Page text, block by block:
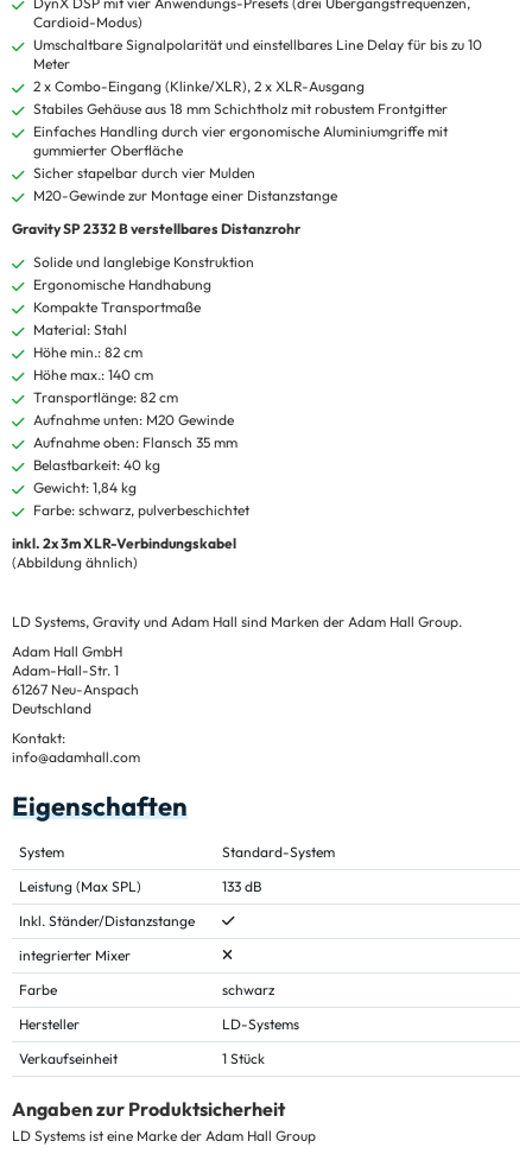
Cardioid-Modus)
Umschaltbare Signalpolarität und einstellbares Line Delay für bis zu 10
Meter
2 x Combo-Eingang (Klinke/XLR), 2 x XLR-Ausgang
Stabiles Gehäuse aus 18 mm Schichtholz mit robustem Frontgitter
Einfaches Handling durch vier ergonomische Aluminiumgriffe mit
gummierter Oberfläche
Sicher stapelbar durch vier Mulden
M20-Gewinde zur Montage einer Distanzstange
Gravity SP 2332 B verstellbares Distanzrohr
Solide und langlebige Konstruktion
Ergonomische Handhabung
Kompakte Transportmaße
Material: Stahl
Höhe min.: 82 cm
Höhe max.: 140 cm
Transportlänge: 82 cm
Aufnahme unten: M20 Gewinde
Aufnahme oben: Flansch 35 mm
Belastbarkeit: 40 kg
Gewicht: 1,84 kg
Farbe: schwarz, pulverbeschichtet
inkl. 2x 3m XLR-Verbindungskabel
(Abbildung ähnlich)
LD Systems, Gravity und Adam Hall sind Marken der Adam Hall Group.
Adam Hall GmbH
Adam-Hall-Str. 1
61267 Neu-Anspach
Deutschland
Kontakt:
info@adamhall.com
Eigenschaften
System
Standard-System
Leistung (Max SPL)
133 dB
Inkl. Ständer/Distanzstange
integrierter Mixer
Farbe
schwarz
Hersteller
LD-Systems
Verkaufseinheit
1 Stück
Angaben zur Produktsicherheit
LD Systems ist eine Marke der Adam Hall Group